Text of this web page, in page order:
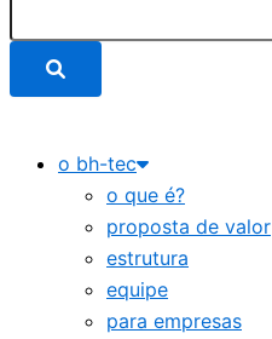
o bh-tec
o que é?
proposta de valor
estrutura
equipe
para empresas